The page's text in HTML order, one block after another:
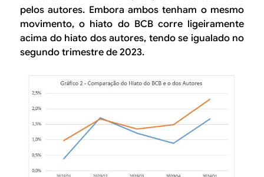
pelos autores. Embora ambos tenham o mesmo
movimento, o hiato do BCB corre ligeiramente
acima do hiato dos autores, tendo se igualado no
segundo trimestre de 2023.